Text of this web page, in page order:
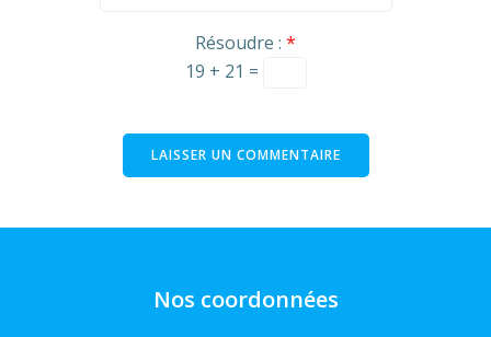
Résoudre : *
19 + 21 =
Nos coordonnées